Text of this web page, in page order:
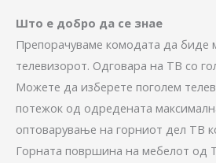
Што е добро да се знае
Препорачуваме комодата да биде
телевизорот. Одговара на ТВ со
Можете да изберете поголем
потежок од одредената
оптоварување на горниот дел ТВ
Горната површина на мебелот од